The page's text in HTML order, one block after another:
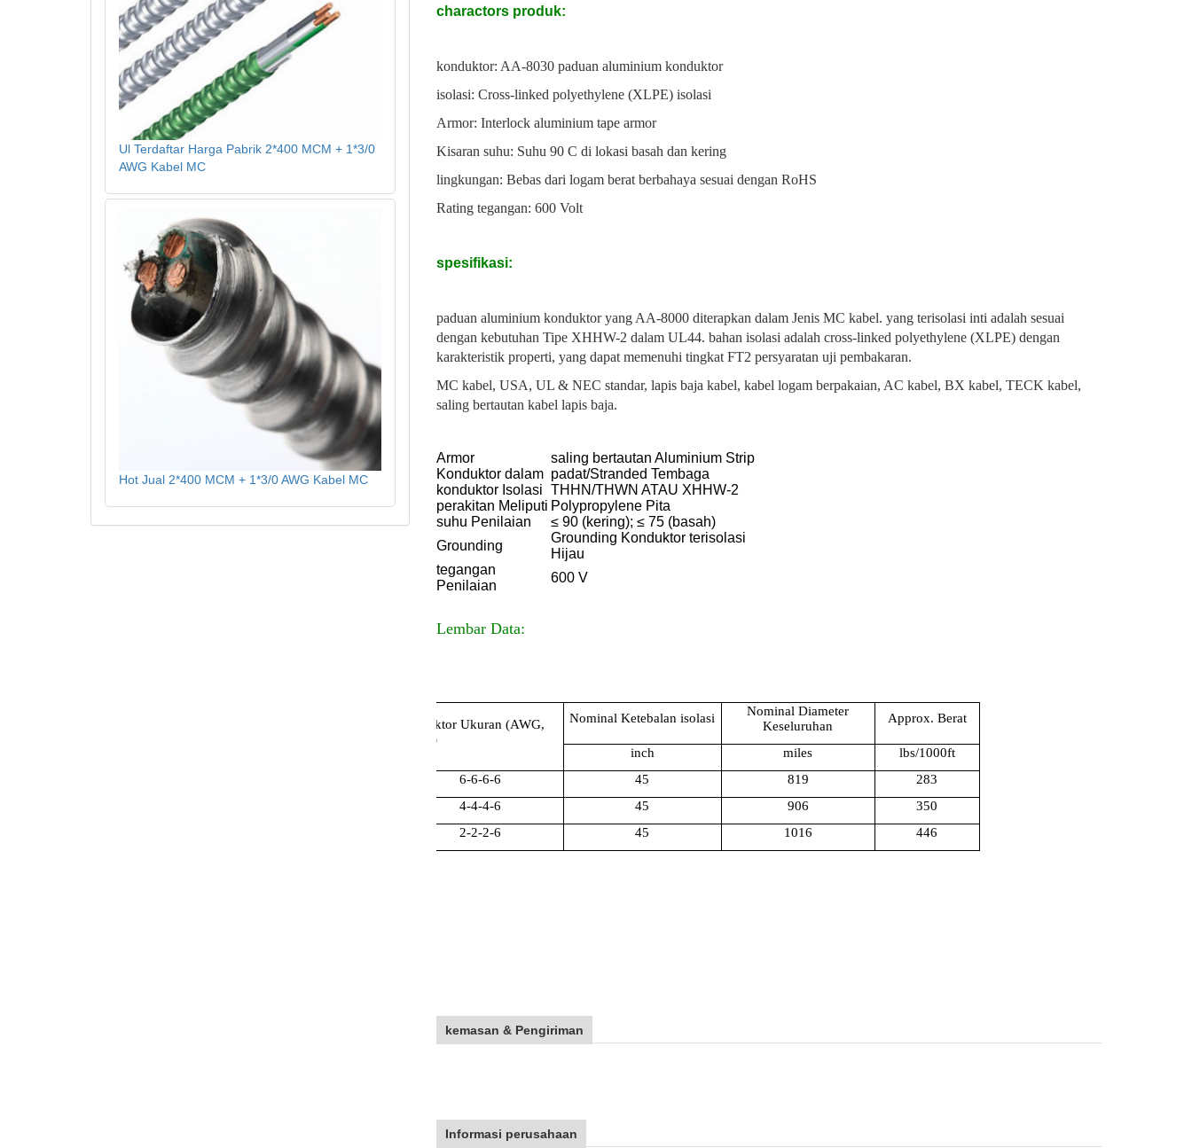
charactors produk:
konduktor: AA-8030 paduan aluminium konduktor
isolasi: Cross-linked polyethylene (XLPE) isolasi
Armor: Interlock aluminium tape armor
Kisaran suhu: Suhu 90 C di lokasi basah dan kering
lingkungan: Bebas dari logam berat berbahaya sesuai dengan RoHS
Rating tegangan: 600 Volt
spesifikasi:
paduan aluminium konduktor yang AA-8000 diterapkan dalam Jenis MC kabel. yang terisolasi inti adalah sesuai
dengan kebutuhan Tipe XHHW-2 dalam UL44. bahan isolasi adalah cross-linked polyethylene (XLPE) dengan
karakteristik properti, yang dapat memenuhi tingkat FT2 persyaratan uji pembakaran.
MC kabel, USA, UL & NEC standar, lapis baja kabel, kabel logam berpakaian, AC kabel, BX kabel, TECK kabel,
saling bertautan kabel lapis baja.
Armor
saling bertautan Aluminium Strip
Konduktor dalam padat/Stranded Tembaga
konduktor Isolasi THHN/THWN ATAU XHHW-2
perakitan Meliputi Polypropylene Pita
suhu Penilaian
≤ 90 (kering); ≤ 75 (basah)
Grounding
Grounding Konduktor terisolasi
Hijau
tegangan
Penilaian
600 V
Lembar Data:
konduktor Ukuran (AWG,
Kcmil)
Nominal Ketebalan isolasi
Nominal Diameter
Keseluruhan
Approx. Berat
inch miles
lbs/1000ft
6-6-6-6
45 819
283
4-4-4-6
45 906
350
2-2-2-6
45 1016 446
kemasan & Pengiriman
Informasi perusahaan
Ul Terdaftar Harga Pabrik 2*400 MCM + 1*3/0
AWG Kabel MC
Hot Jual 2*400 MCM + 1*3/0 AWG Kabel MC